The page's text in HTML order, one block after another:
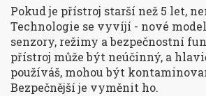
Pokud je přístroj starší než 5 let,
Technologie se vyvíjí - nové
senzory, režimy a bezpečnostní
přístroj může být neúčinný, a
používáš, mohou být
Bezpečnější je vyměnit ho.